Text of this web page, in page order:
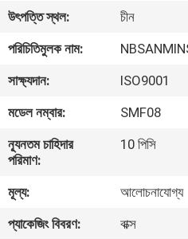
আমাদের
সম্পর্কে
কারখানা
ভ্রমণ
নিয়ন্ত্রণ
উৎপত্তি স্থল:
চীন
পরিচিতিমুলক নাম:
সাক্ষ্যদান:
ISO9001
মডেল নম্বার:
SMF08
ন্যূনতম চাহিদার
পরিমাণ:
10 পিসি
মূল্য:
আলোচনাযোগ্য
প্যাকেজিং বিবরণ:
বাক্স